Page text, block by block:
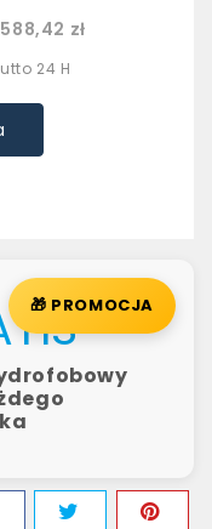
588,42 zł
24 H
🎁 PROMOCJA